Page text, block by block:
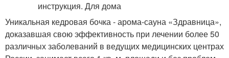
Уникальная кедровая бочка - арома-сауна «Здравница»,
доказавшая свою эффективность при лечении более 50
различных заболеваний в ведущих медицинских центрах